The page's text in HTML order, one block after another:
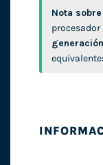
Nota
procesador